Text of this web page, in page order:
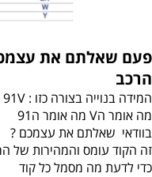
פעם שאלתם את
הרכב
המידה בנוייה בצורה כזו : 195/65R15 91V
מה אומר הV מה אומר ה91
בוודאי שאלתם את עצמכם ?
זה הקוד עומס והמהירות של
כדי לדעת מה מסמל כל קוד